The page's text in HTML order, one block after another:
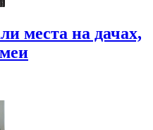
места на дачах,